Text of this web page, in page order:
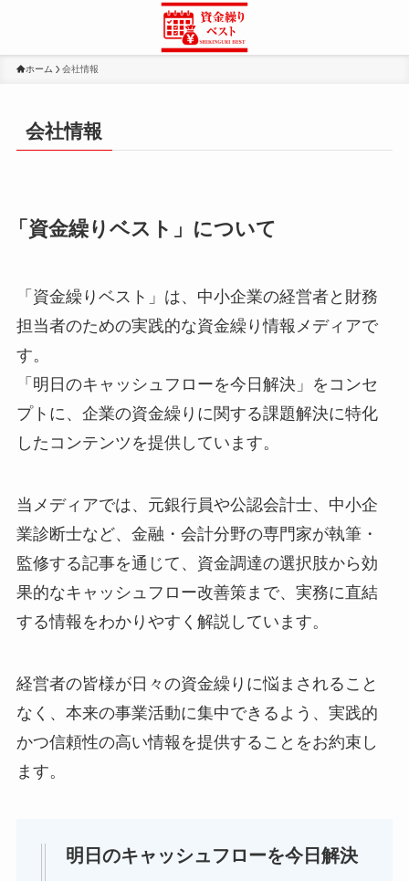
ホーム 会社情報
会社情報
「資金繰りベスト」について
「資金繰りベスト」は、中小企業の経営者と財務
担当者のための実践的な資金繰り情報メディアで
す。
「明日のキャッシュフローを今日解決」をコンセ
プトに、企業の資金繰りに関する課題解決に特化
したコンテンツを提供しています。
当メディアでは、元銀行員や公認会計士、中小企
業診断士など、金融・会計分野の専門家が執筆・
監修する記事を通じて、資金調達の選択肢から効
果的なキャッシュフロー改善策まで、実務に直結
する情報をわかりやすく解説しています。
経営者の皆様が日々の資金繰りに悩まされること
なく、本来の事業活動に集中できるよう、実践的
かつ信頼性の高い情報を提供することをお約束し
ます。
明日のキャッシュフローを今日解決